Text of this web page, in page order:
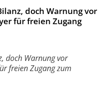
doch Warnung vor
für freien Zugang
doch Warnung vor
freien Zugang zum